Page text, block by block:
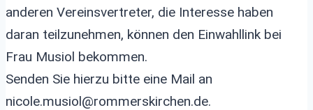
anderen Vereinsvertreter, die Interesse haben
daran teilzunehmen, können den Einwahllink bei
Frau Musiol bekommen.
Senden Sie hierzu bitte eine Mail an
nicole.musiol@rommerskirchen.de.